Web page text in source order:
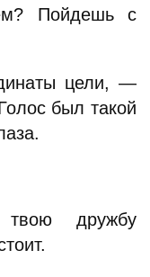
Пойдешь с
цели, —
был такой
дружбу